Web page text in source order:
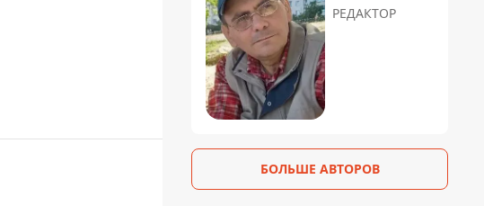
РЕДАКТОР
БОЛЬШЕ АВТОРОВ